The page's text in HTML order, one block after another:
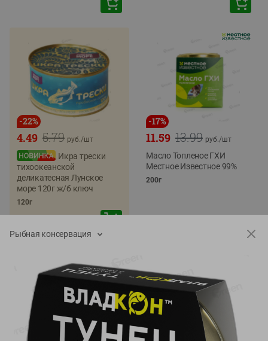
-22%
5.79
4.49 руб./шт
Икра трески
тихоокеанской
деликатесная Лунское
море 120г ж/б ключ
120г
-17%
13.99
11.59 руб./шт
Масло Топленое ГХИ
Местное Известное 99%
200г
Рыбная консервация